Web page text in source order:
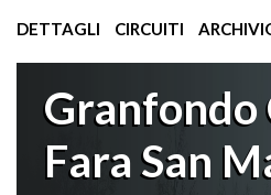
DETTAGLI CIRCUITI
Granfondo
Fara San